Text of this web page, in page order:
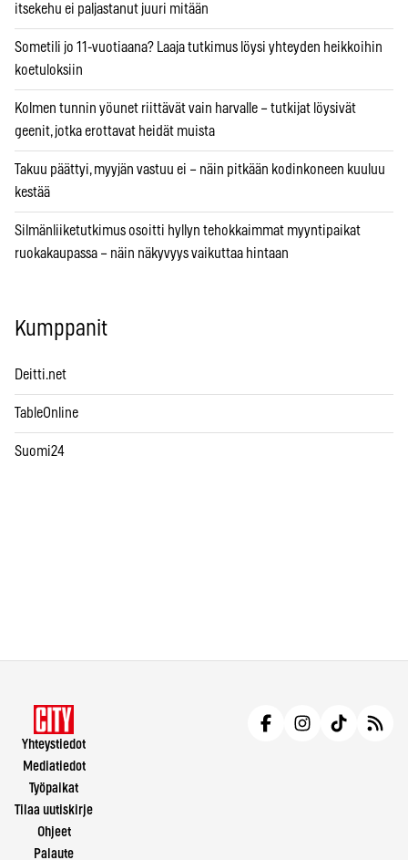
itsekehu ei paljastanut juuri mitään
Sometili jo 11-vuotiaana? Laaja tutkimus löysi yhteyden heikkoihin
koetuloksiin
Kolmen tunnin yöunet riittävät vain harvalle – tutkijat löysivät
geenit, jotka erottavat heidät muista
Takuu päättyi, myyjän vastuu ei – näin pitkään kodinkoneen kuuluu
kestää
Silmänliiketutkimus osoitti hyllyn tehokkaimmat myyntipaikat
ruokakaupassa – näin näkyvyys vaikuttaa hintaan
Kumppanit
Deitti.net
TableOnline
Suomi24
Yhteystiedot
Mediatiedot
Työpaikat
Tilaa uutiskirje
Ohjeet
Palaute